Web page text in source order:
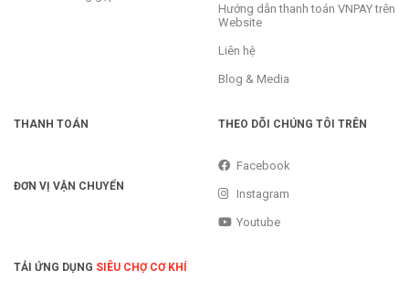
Hướng dẫn thanh toán VNPAY trên
Website
Liên hệ
Blog & Media
THANH TOÁN
ĐƠN VỊ VẬN CHUYỂN
THEO DÕI CHÚNG TÔI TRÊN
Facebook
Instagram
Youtube
TẢI ỨNG DỤNG SIÊU CHỢ CƠ KHÍ